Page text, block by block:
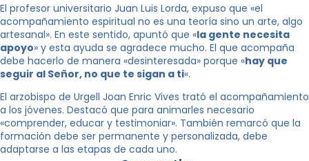
El profesor universitario Juan Luis Lorda, expuso que «el
acompañamiento espiritual no es una teoría sino un arte, algo
artesanal». En este sentido, apuntó que «la gente necesita
apoyo» y esta ayuda se agradece mucho. El que acompaña
debe hacerlo de manera «desinteresada» porque «hay que
seguir al Señor, no que te sigan a ti«.
El arzobispo de Urgell Joan Enric Vives trató el acompañamiento
a los jóvenes. Destacó que para animarles necesario
«comprender, educar y testimoniar». También remarcó que la
formación debe ser permanente y personalizada, debe
adaptarse a las etapas de cada uno.